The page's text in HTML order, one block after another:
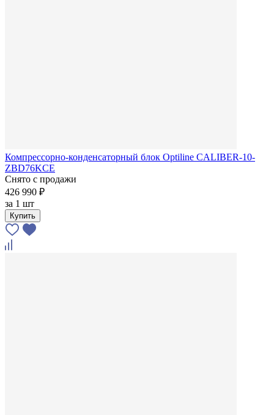
Компрессорно-конденсаторный блок Optiline CALIBER-10-
ZBD76KCE
Снято с продажи
426 990 ₽
за 1 шт
Купить